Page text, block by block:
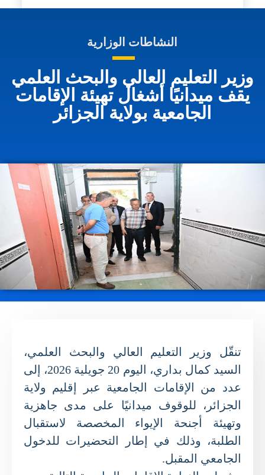
النشاطات الوزارية
وزير التعليم العالي والبحث العلمي
يقف ميدانيًا أشغال تهيئة الإقامات
الجامعية بولاية الجزائر
تنقّل وزير التعليم العالي والبحث العلمي،
السيد كمال بداري، اليوم 20 جويلية 2026، إلى
عدد من الإقامات الجامعية عبر إقليم ولاية
الجزائر، للوقوف ميدانيًا على مدى جاهزية
وتهيئة أجنحة الإيواء المخصصة لاستقبال
الطلبة، وذلك في إطار التحضيرات للدخول
الجامعي المقبل.